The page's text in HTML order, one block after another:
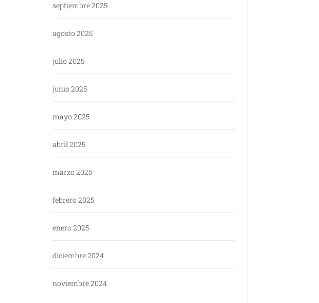
septiembre 2025
agosto 2025
julio 2025
junio 2025
mayo 2025
abril 2025
marzo 2025
febrero 2025
enero 2025
diciembre 2024
noviembre 2024